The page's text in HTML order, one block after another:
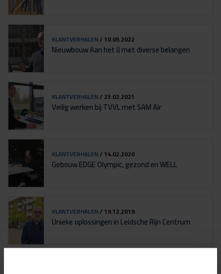
KLANTVERHALEN/ 10.05.2022
Nieuwbouw Aan het IJ met diverse belangen
KLANTVERHALEN/ 23.02.2021
Veilig werken bij TVVL met SAM Air
KLANTVERHALEN/ 14.02.2020
Gebouw EDGE Olympic, gezond en WELL
KLANTVERHALEN/ 19.12.2019
Unieke oplossingen in Leidsche Rijn Centrum